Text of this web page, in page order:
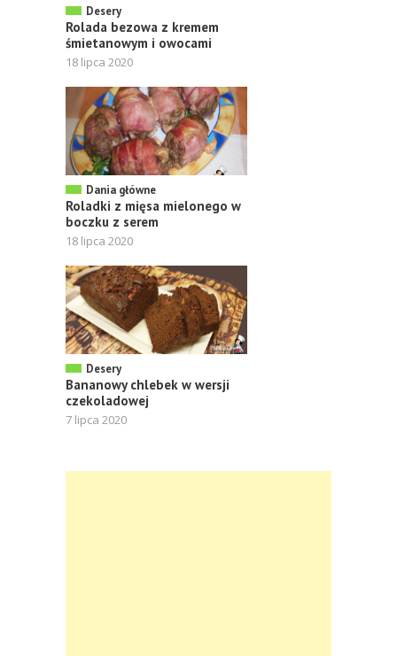
Desery
Rolada bezowa z kremem
śmietanowym i owocami
18 lipca 2020
Dania główne
Roladki z mięsa mielonego w
boczku z serem
18 lipca 2020
Desery
Bananowy chlebek w wersji
czekoladowej
7 lipca 2020